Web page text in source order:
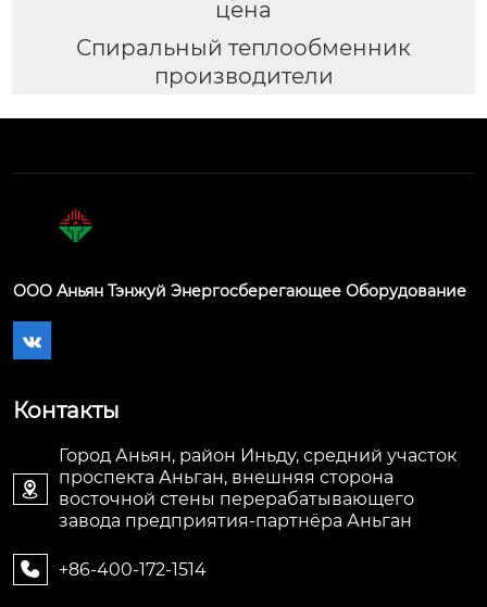
цена
Спиральный теплообменник
производители
ООО Аньян Тэнжуй Энергосберегающее Оборудование

Контакты

Город Аньян, район Иньду, средний участок
проспекта Аньган, внешняя сторона
восточной стены перерабатывающего
завода предприятия-партнёра Аньган
 +86-400-172-1514